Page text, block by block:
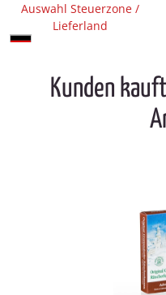
Auswahl Steuerzone /
Lieferland
Kunden